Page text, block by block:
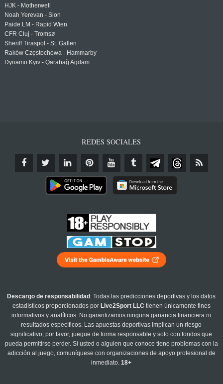
HJK - Motherwell
Noah Yerevan - Sion
Paide LM - Rapid Wien
CFR Cluj - Tromsø
Sheriff Tiraspol - St. Gallen
Raków Częstochowa - Hammarby
Dynamo Kyiv - Qarabağ Agdam
REDES SOCIALES
Descargo de responsabilidad : Todas las predicciones deportivas y los datos
estadísticos proporcionados por Live2Sport LLC tienen únicamente fines
informativos y analíticos. No garantizamos ninguna ganancia financiera ni
resultados específicos. Las apuestas deportivas implican un riesgo
significativo; por favor, juegue de forma responsable y solo con fondos que
pueda permitirse perder. Si usted o alguien que conoce tiene problemas con la
adicción al juego, comuníquese con organizaciones de apoyo profesional de
inmediato.18+